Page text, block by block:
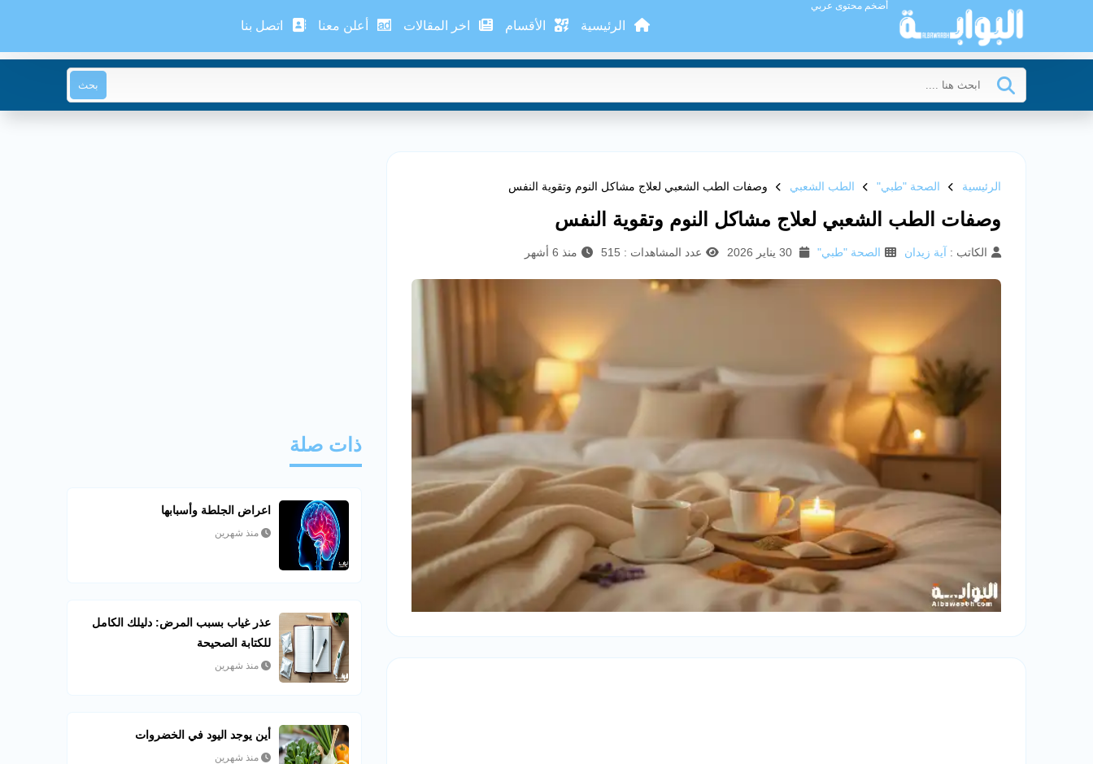
أضخم محتوى عربي
الرئيسية الأقسام اخر المقالات أعلن معنا اتصل بنا
بحث
الرئيسية الصحة "طبي" الطب الشعبي وصفات الطب الشعبي لعلاج مشاكل النوم وتقوية النفس
وصفات الطب الشعبي لعلاج مشاكل النوم وتقوية النفس
الكاتب : آية زيدان الصحة "طبي" عدد المشاهدات : 515 منذ 6 أشهر
ذات صلة
اعراض الجلطة وأسبابها
منذ شهرين
عذر غياب بسبب المرض: دليلك الكامل
للكتابة الصحيحة
منذ شهرين
أين يوجد اليود في الخضروات
منذ شهرين